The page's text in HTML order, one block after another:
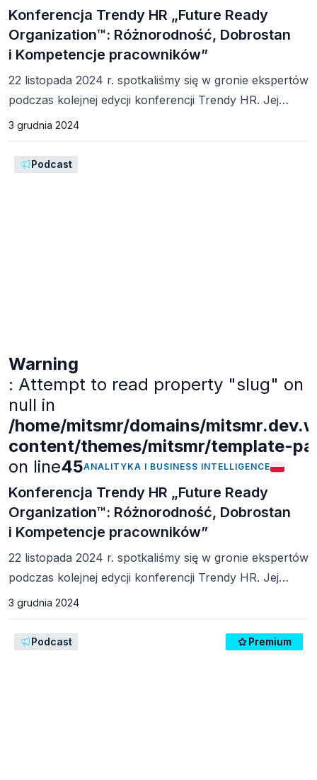
Konferencja Trendy HR „Future Ready
Organization™: Różnorodność, Dobrostan
i Kompetencje pracowników”
22 listopada 2024 r. spotkaliśmy się w gronie ekspertów
podczas kolejnej edycji konferencji Trendy HR. Jej
motywem przewodnim była kultura organizacyjna na
miarę Future Ready Organization™, dobrostan
pracowników oraz system pracy i rozwoju oparty na
3 grudnia 2024
Podcast
Warning
: Attempt to read property "slug" on
null in
/home/mitsmr/domains/
content/themes/mitsmr/template-
on line45ANALITYKA I BUSINESS INTELLIGENCE
Konferencja Trendy HR „Future Ready
Organization™: Różnorodność, Dobrostan
i Kompetencje pracowników”
22 listopada 2024 r. spotkaliśmy się w gronie ekspertów
podczas kolejnej edycji konferencji Trendy HR. Jej
motywem przewodnim była kultura organizacyjna na
miarę Future Ready Organization™, dobrostan
pracowników oraz system pracy i rozwoju oparty na
3 grudnia 2024
Podcast Premium